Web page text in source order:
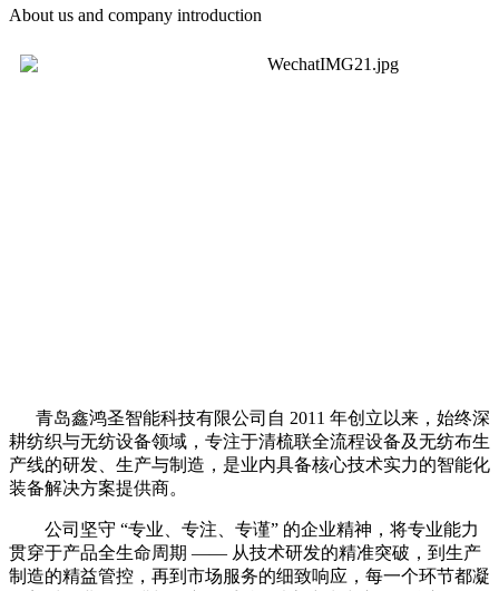
About us and company introduction
青岛鑫鸿圣智能科技有限公司自 2011 年创立以来，始终深
耕纺织与无纺设备领域，专注于清梳联全流程设备及无纺布生
产线的研发、生产与制造，是业内具备核心技术实力的智能化
装备解决方案提供商。
公司坚守 “专业、专注、专谨” 的企业精神，将专业能力
贯穿于产品全生命周期 —— 从技术研发的精准突破，到生产
制造的精益管控，再到市场服务的细致响应，每一个环节都凝